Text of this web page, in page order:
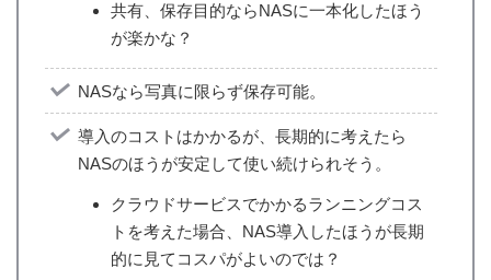
共有、保存目的ならNASに一本化したほう
が楽かな？
NASなら写真に限らず保存可能。
導入のコストはかかるが、長期的に考えたら
NASのほうが安定して使い続けられそう。
クラウドサービスでかかるランニングコス
トを考えた場合、NAS導入したほうが長期
的に見てコスパがよいのでは？